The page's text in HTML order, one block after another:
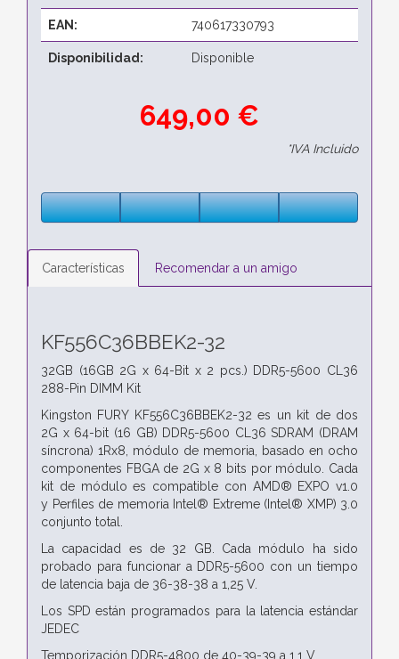
EAN: 740617330793
Disponibilidad: Disponible
649,00 €
*IVA Incluido
Características Recomendar a un amigo
KF556C36BBEK2-32
32GB (16GB 2G x 64-Bit x 2 pcs.) DDR5-5600 CL36
288-Pin DIMM Kit
Kingston FURY KF556C36BBEK2-32 es un kit de dos
2G x 64-bit (16 GB) DDR5-5600 CL36 SDRAM (DRAM
síncrona) 1Rx8, módulo de memoria, basado en ocho
componentes FBGA de 2G x 8 bits por módulo. Cada
kit de módulo es compatible con AMD® EXPO v1.0
y Perfiles de memoria Intel® Extreme (Intel® XMP) 3.0
conjunto total.
La capacidad es de 32 GB. Cada módulo ha sido
probado para funcionar a DDR5-5600 con un tiempo
de latencia baja de 36-38-38 a 1,25 V.
Los SPD están programados para la latencia estándar
JEDEC
Temporización DDR5-4800 de 40-39-39 a 1,1 V.